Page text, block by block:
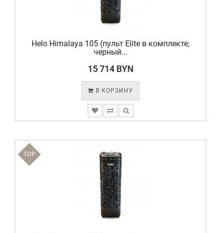
Helo Himalaya 105 (пульт Elite в комплекте;
черный...
15 714 BYN
В КОРЗИНУ
TOP